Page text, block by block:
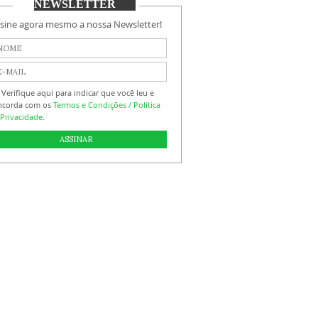
NEWSLETTER
agora mesmo a nossa Newsletter!
Verifique aqui para indicar que você leu e
com osTermos e Condições / Política